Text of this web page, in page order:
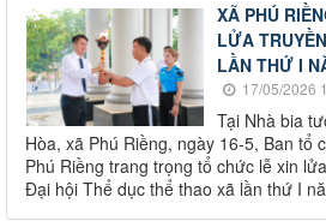
XÃ PHÚ
LỬA
LẦN THỨ I
17/05/2026
Tại Nhà bia
Hòa, xã Phú Riềng, ngày 16-5, Ban tổ
Phú Riềng trang trọng tổ chức lễ xin
Đại hội Thể dục thể thao xã lần thứ I